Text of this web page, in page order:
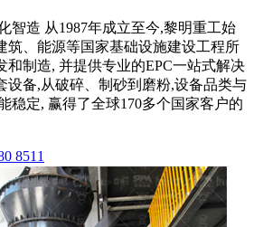
智造 从1987年成立至今,黎明重工始
筑、能源等国家基础设施建设工程所
和制造, 并提供专业的EPC一站式解决
设备,从破碎、制砂到磨粉,设备品类与
稳定, 赢得了全球170多个国家客户的
8511